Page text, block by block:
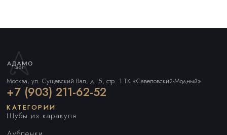
Москва, ул. Сущевский Вал, д. 5, стр. 1 ТК «Савеловский-Модный»
+7 (903) 211-62-52
КАТЕГОРИИ
Шубы из каракуля